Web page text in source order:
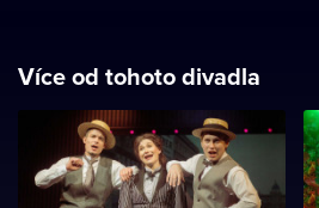
Více od tohoto divadla